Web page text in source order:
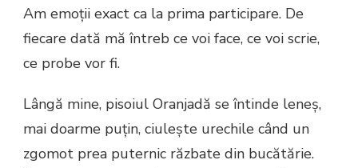
Am emoții exact ca la prima participare. De
fiecare dată mă întreb ce voi face, ce voi scrie,
ce probe vor fi.
Lângă mine, pisoiul Oranjadă se întinde leneș,
mai doarme puțin, ciulește urechile când un
zgomot prea puternic răzbate din bucătărie.